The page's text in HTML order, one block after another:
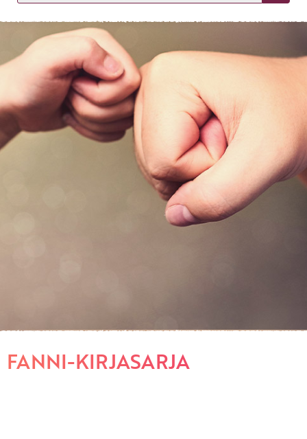
KIRJAUDU SISÄÄN
Etkö ole vielä asiakkaamme?
Luo asiakastili tästä!
FANNI-KIRJASARJA